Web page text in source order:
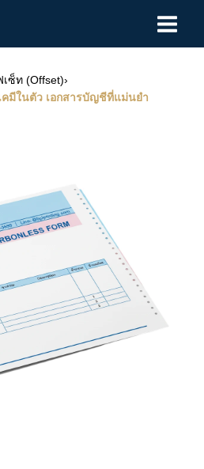
เซ็ท (Offset)›
มีในตัว เอกสารบัญชีที่แม่นยำ